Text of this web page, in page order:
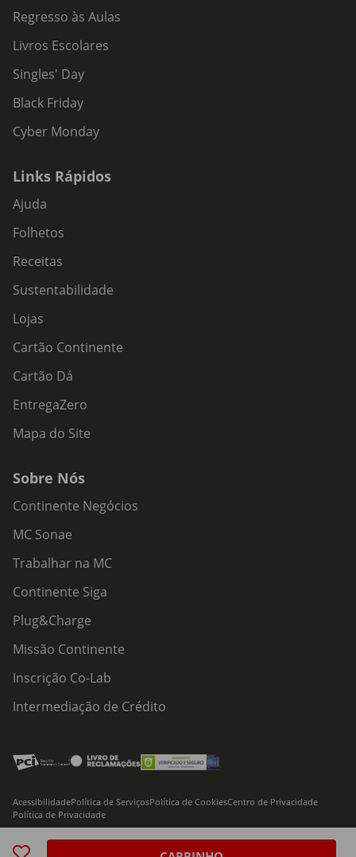
Regresso às Aulas
Livros Escolares
Singles' Day
Black Friday
Cyber Monday
Links Rápidos
Ajuda
Folhetos
Receitas
Sustentabilidade
Lojas
Cartão Continente
Cartão Dá
EntregaZero
Mapa do Site
Sobre Nós
Continente Negócios
MC Sonae
Trabalhar na MC
Continente Siga
Plug&Charge
Missão Continente
Inscrição Co-Lab
Intermediação de Crédito
© 2026 Modelo Continente Hipermercados, S.A. Todos os direitos reservados
AcessibilidadePolítica de ServiçosPolítica de CookiesCentro de Privacidade
Política de Privacidade